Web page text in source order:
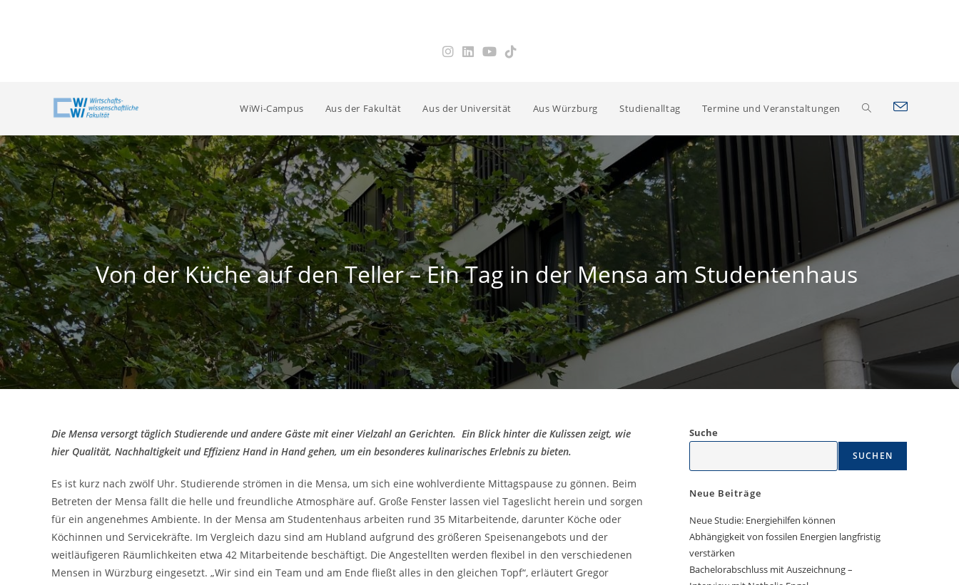
WiWi-Campus Aus der Fakultät Aus der Universität Aus Würzburg Studienalltag Termine und Veranstaltungen Website-
Suche
umschalten
Von der Küche auf den Teller – Ein Tag in der Mensa am Studentenhaus
Die Mensa versorgt täglich Studierende und andere Gäste mit einer Vielzahl an Gerichten. Ein Blick hinter die Kulissen zeigt, wie
hier Qualität, Nachhaltigkeit und Effizienz Hand in Hand gehen, um ein besonderes kulinarisches Erlebnis zu bieten.
Es ist kurz nach zwölf Uhr. Studierende strömen in die Mensa, um sich eine wohlverdiente Mittagspause zu gönnen. Beim
Betreten der Mensa fällt die helle und freundliche Atmosphäre auf. Große Fenster lassen viel Tageslicht herein und sorgen
für ein angenehmes Ambiente. In der Mensa am Studentenhaus arbeiten rund 35 Mitarbeitende, darunter Köche oder
Köchinnen und Servicekräfte. Im Vergleich dazu sind am Hubland aufgrund des größeren Speisenangebots und der
weitläufigeren Räumlichkeiten etwa 42 Mitarbeitende beschäftigt. Die Angestellten werden flexibel in den verschiedenen
Mensen in Würzburg eingesetzt. „Wir sind ein Team und am Ende fließt alles in den gleichen Topf“, erläutert Gregor
Suche
SUCHEN
Neue Beiträge
Neue Studie: Energiehilfen können
Abhängigkeit von fossilen Energien langfristig
verstärken
Bachelorabschluss mit Auszeichnung –